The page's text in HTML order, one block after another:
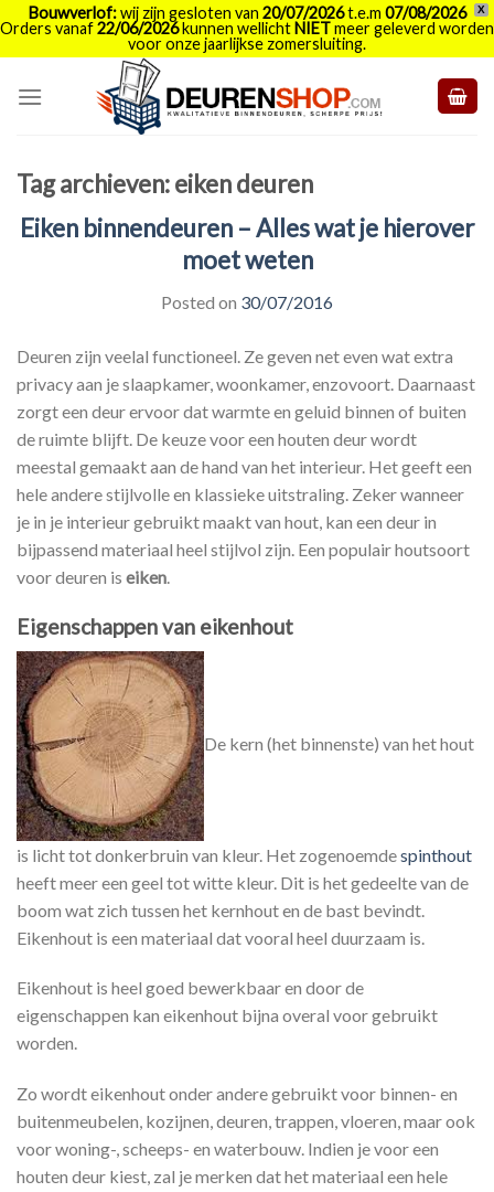
X
Bouwverlof:wij zijn gesloten van 20/07/2026t.e.m 07/08/2026
Orders vanaf22/06/2026kunnen wellichtNIETmeer geleverd worden
voor onze jaarlijkse zomersluiting.
Tag archieven:eiken deuren
Eiken binnendeuren – Alles wat je hierover
moet weten
Posted on 30/07/2016
Deuren zijn veelal functioneel. Ze geven net even wat extra
privacy aan je slaapkamer, woonkamer, enzovoort. Daarnaast
zorgt een deur ervoor dat warmte en geluid binnen of buiten
de ruimte blijft. De keuze voor een houten deur wordt
meestal gemaakt aan de hand van het interieur. Het geeft een
hele andere stijlvolle en klassieke uitstraling. Zeker wanneer
je in je interieur gebruikt maakt van hout, kan een deur in
bijpassend materiaal heel stijlvol zijn. Een populair houtsoort
voor deuren is eiken.
Eigenschappen van eikenhout
De kern (het binnenste) van het hout
is licht tot donkerbruin van kleur. Het zogenoemdespinthout
heeft meer een geel tot witte kleur. Dit is het gedeelte van de
boom wat zich tussen het kernhout en de bast bevindt.
Eikenhout is een materiaal dat vooral heel duurzaam is.
Eikenhout is heel goed bewerkbaar en door de
eigenschappen kan eikenhout bijna overal voor gebruikt
worden.
Zo wordt eikenhout onder andere gebruikt voor binnen- en
buitenmeubelen, kozijnen, deuren, trappen, vloeren, maar ook
voor woning-, scheeps- en waterbouw. Indien je voor een
houten deur kiest, zal je merken dat het materiaal een hele